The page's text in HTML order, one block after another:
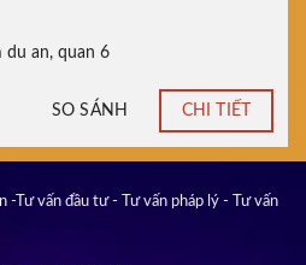
du an, quan 6
SO SÁNH CHI TIẾT
-Tư vấn đầu tư - Tư vấn pháp lý - Tư vấn